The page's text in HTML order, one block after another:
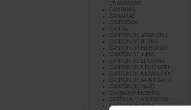
CHAMPAGNE
CAMPANIA
CANARIAS
CANTABRIA
CANTAL
CANTÓN DE APPENZELL
CANTÓN DE BERNA
CANTÓN DE FRIBURGO
CANTÓN DE JURA
CANTÓN DE LUCERNA
CANTÓN DE NEUCHATEL
CANTON DE NIDWALDEN
CANTÓN DE SAINT GALO
CANTÓN DE VAUD
CARMARTHENSHIRE
CASTILLA - LA MANCHA
CASTILLA Y LEÓN